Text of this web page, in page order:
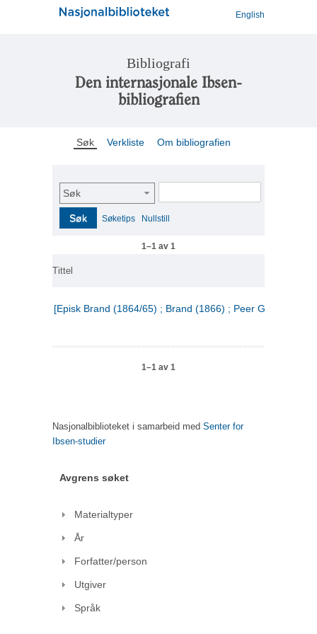
English
Bibliografi
Den internasjonale Ibsen-
bibliografien
Søk Verkliste Om bibliografien
Søk
Søk Søketips Nullstill
1–1 av 1
Tittel
[Episk Brand (1864/65) ; Brand (1866) ; Peer Gynt (1867)]
1–1 av 1
Nasjonalbiblioteket i samarbeid med Senter for
Ibsen-studier
Avgrens søket
Materialtyper
År
Forfatter/person
Utgiver
Språk